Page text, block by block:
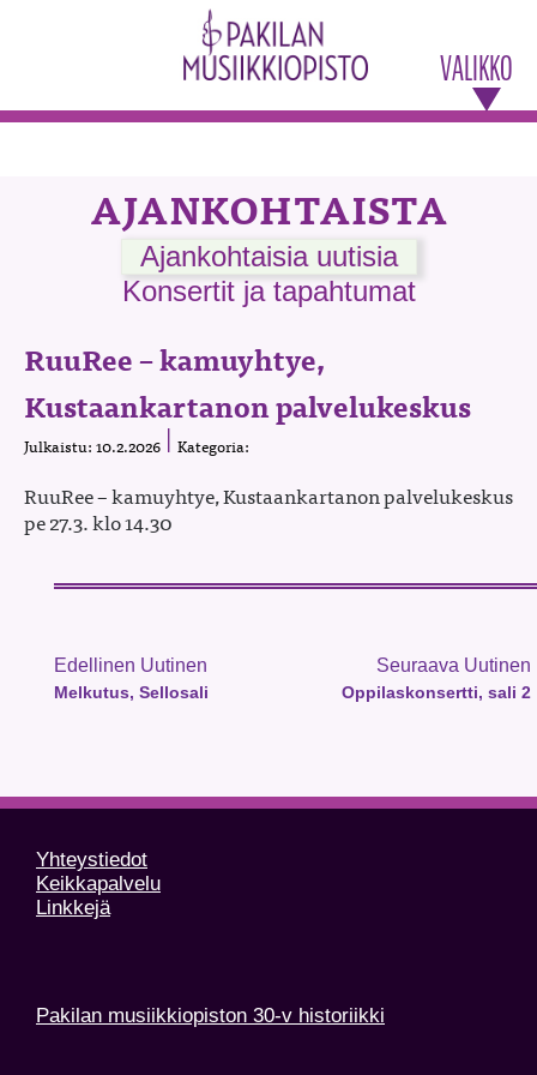
VALIKKO
AJANKOHTAISTA
Ajankohtaisia uutisia
Konsertit ja tapahtumat
RuuRee – kamuyhtye,
Kustaankartanon palvelukeskus
Julkaistu: 10.2.2026 Kategoria:
RuuRee – kamuyhtye, Kustaankartanon palvelukeskus
pe 27.3. klo 14.30
Edellinen Uutinen
Melkutus, Sellosali
Seuraava Uutinen
Oppilaskonsertti, sali 2
Yhteystiedot
Keikkapalvelu
Linkkejä
Pakilan musiikkiopiston 30-v historiikki